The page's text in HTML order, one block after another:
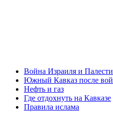
Война Израиля и
Южный Кавказ после
Нефть и газ
Где отдохнуть на Кавказе
Правила ислама